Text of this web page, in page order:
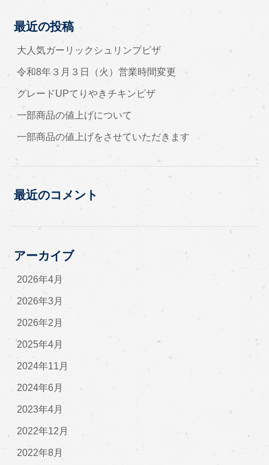
最近の投稿
大人気ガーリックシュリンプピザ
令和8年３月３日（火）営業時間変更
グレードUPてりやきチキンピザ
一部商品の値上げについて
一部商品の値上げをさせていただきます
最近のコメント
アーカイブ
2026年4月
2026年3月
2026年2月
2025年4月
2024年11月
2024年6月
2023年4月
2022年12月
2022年8月